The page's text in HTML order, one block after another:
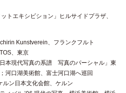
トエキシビション」ヒルサイドプラザ、
Kunstverein、フランクフルト
、東京
日本現代写真の系譜 写真のパーシャル」東
河口湖美術館、富士河口湖へ巡回
ルン日本文化会館、ケルン